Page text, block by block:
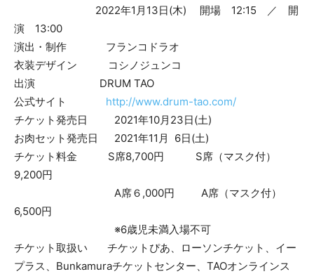
2022年1月13日(木) 開場 12:15 ／ 開
演 13:00
演出・制作 フランコドラオ
衣装デザイン コシノジュンコ
出演 DRUM TAO
公式サイト http://www.drum-tao.com/
チケット発売日 2021年10月23日(土)
お肉セット発売日 2021年11月 6日(土)
チケット料金 S席8,700円 S席（マスク付）
9,200円
A席６,000円 A席（マスク付）
6,500円
※6歳児未満入場不可
チケット取扱い チケットぴあ、ローソンチケット、イー
プラス、Bunkamuraチケットセンター、TAOオンラインス